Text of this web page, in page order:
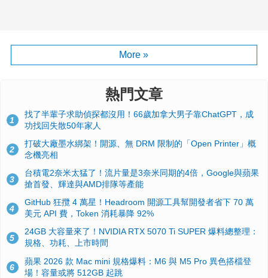
More »
熱門文章
1
找了半輩子求助偵探都沒用！66歲加拿大男子靠ChatGPT，成
功找回失散50年家人
2
打破大廠墨水綁架！開源、無 DRM 限制的「Open Printer」概
念機亮相
3
台積電2奈米太猛了！流片量是3奈米同期的4倍，Google與蘋果
搶首發、輝達與AMD排隊等產能
4
GitHub 狂攬 4 萬星！Headroom 開源工具幫開發者省下 70 萬
美元 API 費，Token 消耗暴降 92%
5
24GB 大容量來了！NVIDIA RTX 5070 Ti SUPER 爆料總整理：
規格、功耗、上市時間
6
蘋果 2026 款 Mac mini 規格爆料：M6 與 M5 Pro 異色搭檔登
場！容量或將 512GB 起跳